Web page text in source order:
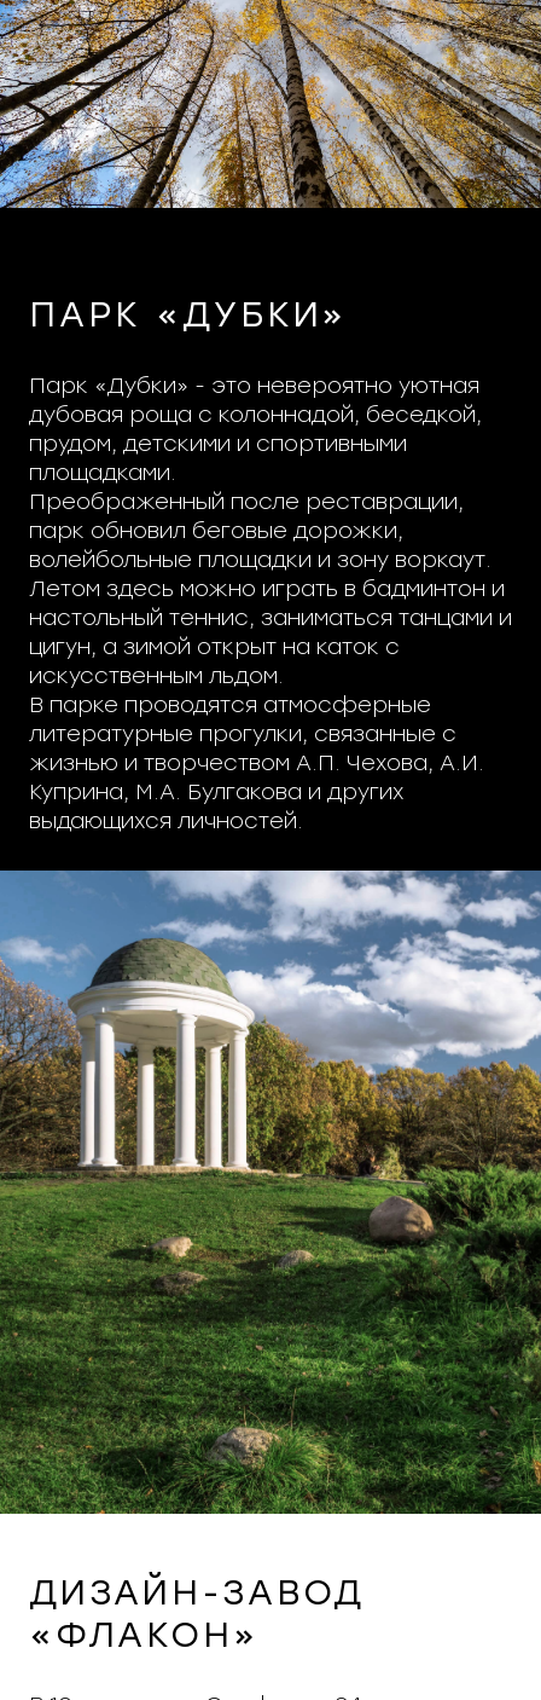
ПАРК «ДУБКИ»
Парк «Дубки» - это невероятно уютная
дубовая роща с колоннадой, беседкой,
прудом, детскими и спортивными
площадками.
Преображенный после реставрации,
парк обновил беговые дорожки,
волейбольные площадки и зону воркаут.
Летом здесь можно играть в бадминтон и
настольный теннис, заниматься танцами и
цигун, а зимой открыт на каток с
искусственным льдом.
В парке проводятся атмосферные
литературные прогулки, связанные с
жизнью и творчеством А.П. Чехова, А.И.
Куприна, М.А. Булгакова и других
выдающихся личностей.
ДИЗАЙН-ЗАВОД
«ФЛАКОН»